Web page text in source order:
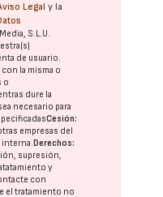
Legal y la
S.L.U.
de usuario.
la misma o
o
dure la
necesario para
Cesión:
empresas del
Derechos:
supresión,
y
con
el tratamiento no